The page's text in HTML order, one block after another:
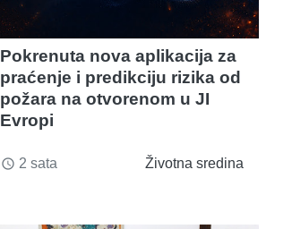
Pokrenuta nova aplikacija za
praćenje i predikciju rizika od
požara na otvorenom u JI
Evropi
access_time 2 sata Životna sredina